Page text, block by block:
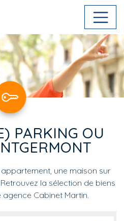
PARKING OU
une maison sur
la sélection de biens
Cabinet Martin.